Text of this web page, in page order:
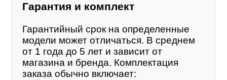
Гарантия и комплект
Гарантийный срок на определенные
модели может отличаться. В среднем
от 1 года до 5 лет и зависит от
магазина и бренда. Комплектация
заказа обычно включает: